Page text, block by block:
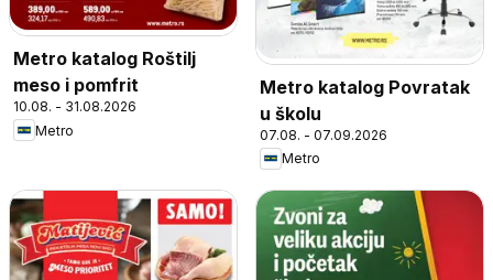
Metro katalog Roštilj
meso i pomfrit
10.08. - 31.08.2026
Metro
Metro katalog Povratak
u školu
07.08. - 07.09.2026
Metro